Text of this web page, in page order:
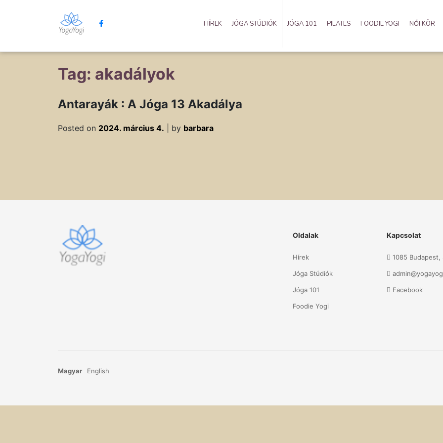
HÍREK JÓGA STÚDIÓK JÓGA 101 PILATES FOODIE YOGI NŐI KÖR
Tag: akadályok
Antarayák : A Jóga 13 Akadálya
Posted on 2024. március 4. by barbara
Oldalak
Hírek
Jóga Stúdiók
Jóga 101
Foodie Yogi
Kapcsolat
1085 Budapest,
Facebook
Magyar English